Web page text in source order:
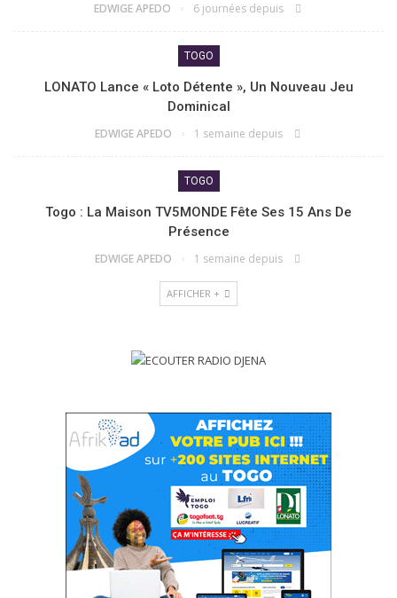
EDWIGE APEDO 6 journées depuis
TOGO
LONATO Lance « Loto Détente », Un Nouveau Jeu
Dominical
EDWIGE APEDO 1 semaine depuis
TOGO
Togo : La Maison TV5MONDE Fête Ses 15 Ans De
Présence
EDWIGE APEDO 1 semaine depuis
AFFICHER +